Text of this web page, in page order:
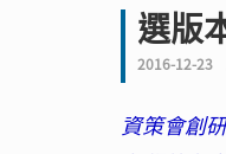
選版
2016-12-23
資策會創